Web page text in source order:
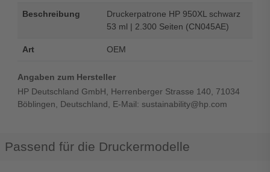
Beschreibung
Druckerpatrone HP 950XL schwarz
53 ml | 2.300 Seiten (CN045AE)
Art OEM
Angaben zum Hersteller
HP Deutschland GmbH, Herrenberger Strasse 140, 71034
Böblingen, Deutschland, E-Mail: sustainability@hp.com
Passend für die Druckermodelle